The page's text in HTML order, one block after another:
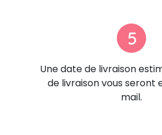
5
Une date de livraison
de livraison vous seront
mail.